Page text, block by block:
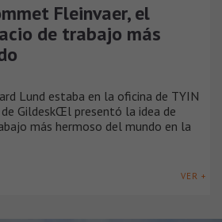
Fleinvaer, el
de trabajo más
Lund estaba en la oficina de TYIN
GildeskŒl presentó la idea de
más hermoso del mundo en la
VER +